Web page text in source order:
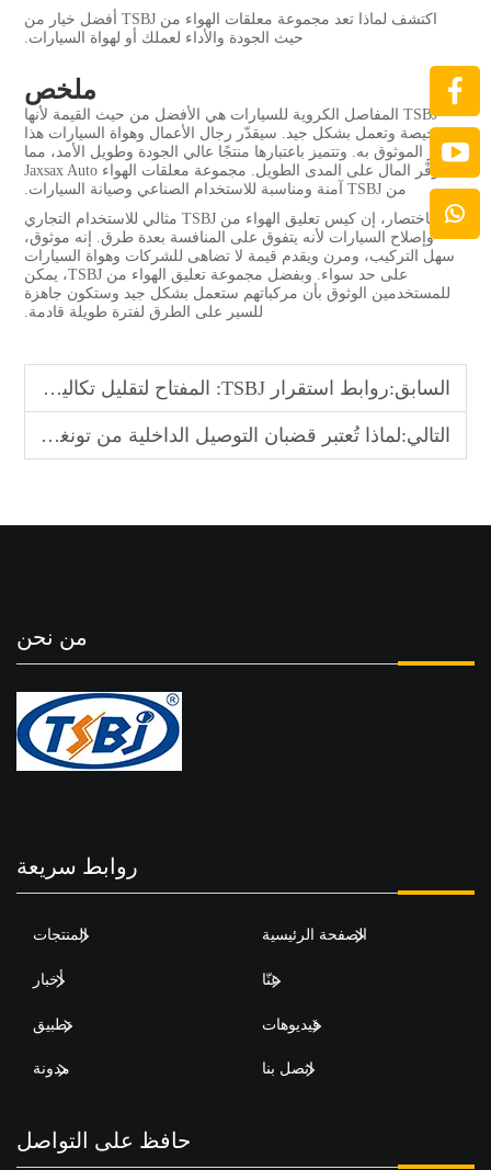
اكتشف لماذا تعد مجموعة معلقات الهواء من TSBJ أفضل خيار من
حيث الجودة والأداء لعملك أو لهواة السيارات.
ملخص
TSBJ المفاصل الكروية للسيارات هي الأفضل من حيث القيمة لأنها
رخيصة وتعمل بشكل جيد. سيقدّر رجال الأعمال وهواة السيارات هذا
الخيار الموثوق به. وتتميز باعتبارها منتجًا عالي الجودة وطويل الأمد، مما
يوفّر المال على المدى الطويل. مجموعة معلقات الهواء Jaxsax Auto
من TSBJ آمنة ومناسبة للاستخدام الصناعي وصيانة السيارات.
باختصار، إن كيس تعليق الهواء من TSBJ مثالي للاستخدام التجاري
وإصلاح السيارات لأنه يتفوق على المنافسة بعدة طرق. إنه موثوق،
سهل التركيب، ومرن ويقدم قيمة لا تضاهى للشركات وهواة السيارات
على حد سواء. وبفضل مجموعة تعليق الهواء من TSBJ، يمكن
للمستخدمين الوثوق بأن مركباتهم ستعمل بشكل جيد وستكون جاهزة
للسير على الطرق لفترة طويلة قادمة.
السابق:روابط استقرار TSBJ: المفتاح لتقليل تكاليف الصيانة للمركبات
التالي:لماذا تُعتبر قضبان التوصيل الداخلية من تونغشي الخيار المفضل لمراكز الخدمة
من نحن
روابط سريعة
الصفحة الرئيسية المنتجات
عنّا أخبار
فيديوهات تطبيق
اتصل بنا مدونة
حافظ على التواصل